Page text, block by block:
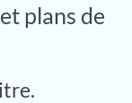
plans de